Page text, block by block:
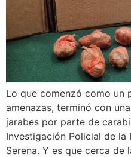
Lo que comenzó como un
amenazas, terminó con
jarabes por parte de
Investigación Policial de la
Serena. Y es que cerca de